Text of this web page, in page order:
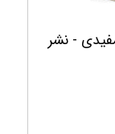
- نشر